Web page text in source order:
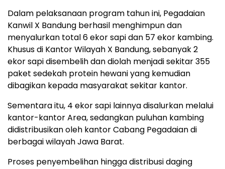
Dalam pelaksanaan program tahun ini, Pegadaian
Kanwil X Bandung berhasil menghimpun dan
menyalurkan total 6 ekor sapi dan 57 ekor kambing.
Khusus di Kantor Wilayah X Bandung, sebanyak 2
ekor sapi disembelih dan diolah menjadi sekitar 355
paket sedekah protein hewani yang kemudian
dibagikan kepada masyarakat sekitar kantor.
Sementara itu, 4 ekor sapi lainnya disalurkan melalui
kantor-kantor Area, sedangkan puluhan kambing
didistribusikan oleh kantor Cabang Pegadaian di
berbagai wilayah Jawa Barat.
Proses penyembelihan hingga distribusi daging